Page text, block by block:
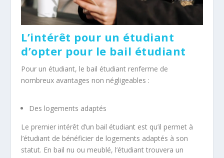
L’intérêt pour un étudiant
d’opter pour le bail étudiant
Pour un étudiant, le bail étudiant renferme de
nombreux avantages non négligeables :
Des logements adaptés
Le premier intérêt d’un bail étudiant est qu’il permet à
l’étudiant de bénéficier de logements adaptés à son
statut. En bail nu ou meublé, l’étudiant trouvera un